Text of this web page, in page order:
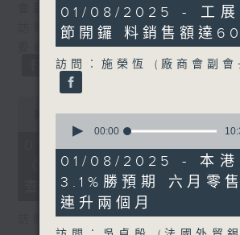
會副主席）
訪問：董健莉（沙田區議會社區
委員會委員）
seconds
minutes,
seconds
00:00
07/08/2026 - 服務業
《預防工作時中暑指引
查結果
訪問：郭偉强（工聯會職安健
17
minutes,
24
seconds
01/08/2025 - 工展
節開鑼 料銷售額達
訪問︰施榮恆 (廠商會副會
seconds
10
minutes,
34
seconds
00:00
01/08/2025 - 本港
3.1%勝預期 六月零
連升兩個月